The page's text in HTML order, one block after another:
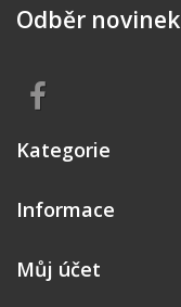
Odběr novinek
Kategorie
Informace
Můj účet